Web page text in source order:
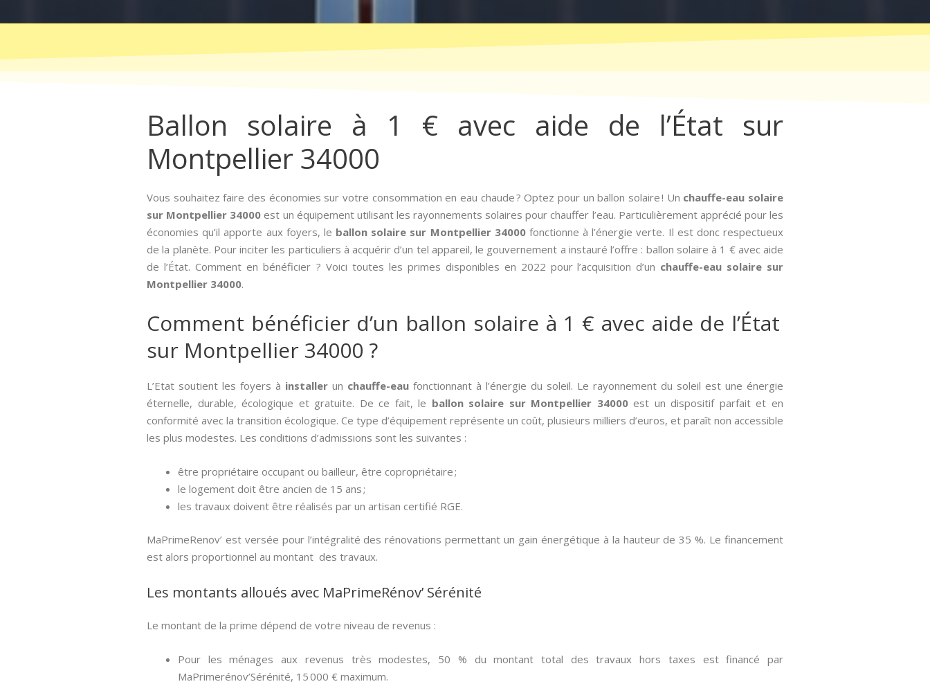
Ballon solaire à 1 € avec aide de l’État sur
Montpellier 34000
Vous souhaitez faire des économies sur votre consommation en eau chaude ? Optez pour un ballon solaire ! Un chauffe-eau solaire
sur Montpellier 34000 est un équipement utilisant les rayonnements solaires pour chauffer l’eau. Particulièrement apprécié pour les
économies qu’il apporte aux foyers, le ballon solaire sur Montpellier 34000 fonctionne à l’énergie verte. Il est donc respectueux
de la planète. Pour inciter les particuliers à acquérir d’un tel appareil, le gouvernement a instauré l’offre : ballon solaire à 1 € avec aide
de l’État. Comment en bénéficier ? Voici toutes les primes disponibles en 2022 pour l’acquisition d’un chauffe-eau solaire sur
Montpellier 34000.
Comment bénéficier d’un ballon solaire à 1 € avec aide de l’État
sur Montpellier 34000 ?
L’Etat soutient les foyers à installer un chauffe-eau fonctionnant à l’énergie du soleil. Le rayonnement du soleil est une énergie
éternelle, durable, écologique et gratuite. De ce fait, le ballon solaire sur Montpellier 34000est un dispositif parfait et en
conformité avec la transition écologique. Ce type d’équipement représente un coût, plusieurs milliers d’euros, et paraît non accessible
les plus modestes. Les conditions d’admissions sont les suivantes :
être propriétaire occupant ou bailleur, être copropriétaire ;
le logement doit être ancien de 15 ans ;
les travaux doivent être réalisés par un artisan certifié RGE.
MaPrimeRenov’ est versée pour l’intégralité des rénovations permettant un gain énergétique à la hauteur de 35 %. Le financement
est alors proportionnel au montant des travaux.
Les montants alloués avec MaPrimeRénov’ Sérénité
Le montant de la prime dépend de votre niveau de revenus :
Pour les ménages aux revenus très modestes, 50 % du montant total des travaux hors taxes est financé par
MaPrimerénov’Sérénité, 15 000 € maximum.